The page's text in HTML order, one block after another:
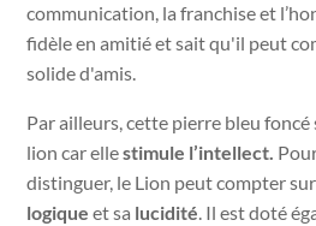
communication, la franchise et
fidèle en amitié et sait qu'il peut
solide d'amis.
Par ailleurs, cette pierre bleu foncé
lion car ellestimule l’intellect.
distinguer, le Lion peut compter
logique et sa lucidité. Il est doté